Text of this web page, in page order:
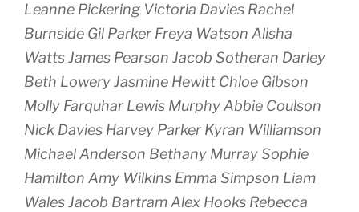
Leanne Pickering Victoria Davies Rachel
Burnside Gil Parker Freya Watson Alisha
Watts James Pearson Jacob Sotheran Darley
Beth Lowery Jasmine Hewitt Chloe Gibson
Molly Farquhar Lewis Murphy Abbie Coulson
Nick Davies Harvey Parker Kyran Williamson
Michael Anderson Bethany Murray Sophie
Hamilton Amy Wilkins Emma Simpson Liam
Wales Jacob Bartram Alex Hooks Rebecca